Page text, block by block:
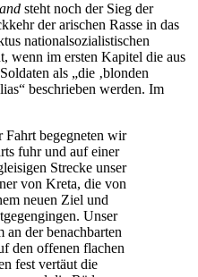
steht noch der Sieg der
der arischen Rasse in das
nationalsozialistischen
wenn im ersten Kapitel die aus
als „die ‚blonden
beschrieben werden. Im
Fahrt begegneten wir
fuhr und auf einer
Strecke unser
von Kreta, die von
neuen Ziel und
Unser
an der benachbarten
den offenen flachen
fest vertäut die